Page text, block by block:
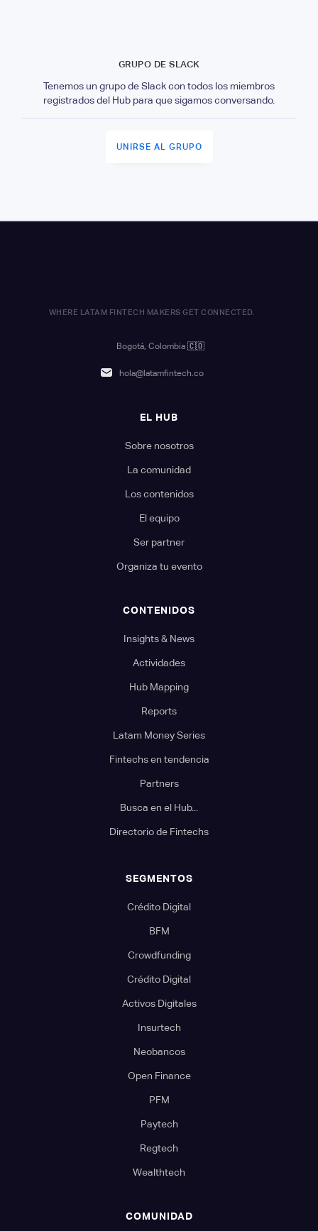
GRUPO DE SLACK
Tenemos un grupo de Slack con todos los miembros
registrados del Hub para que sigamos conversando.
UNIRSE AL GRUPO
WHERE LATAM FINTECH MAKERS GET CONNECTED.
Bogotá, Colombia 🇨🇴
hola@latamfintech.co
EL HUB
Sobre nosotros
La comunidad
Los contenidos
El equipo
Ser partner
Organiza tu evento
CONTENIDOS
Insights & News
Actividades
Hub Mapping
Reports
Latam Money Series
Fintechs en tendencia
Partners
Busca en el Hub...
Directorio de Fintechs
SEGMENTOS
Crédito Digital
BFM
Crowdfunding
Crédito Digital
Activos Digitales
Insurtech
Neobancos
Open Finance
PFM
Paytech
Regtech
Wealthtech
COMUNIDAD